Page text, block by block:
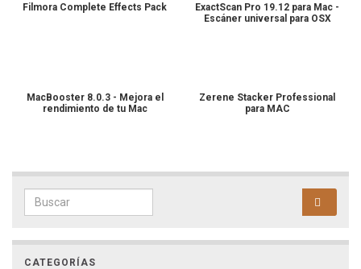
Filmora Complete Effects Pack
ExactScan Pro 19.12 para Mac -
Escáner universal para OSX
MacBooster 8.0.3 - Mejora el
rendimiento de tu Mac
Zerene Stacker Professional
para MAC
Search for:
CATEGORÍAS